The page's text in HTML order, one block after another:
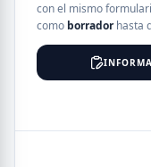
con el mismo
como borradorhasta